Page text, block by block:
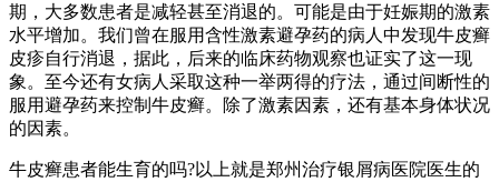
期，大多数患者是减轻甚至消退的。可能是由于妊娠期的激素
水平增加。我们曾在服用含性激素避孕药的病人中发现牛皮癣
皮疹自行消退，据此，后来的临床药物观察也证实了这一现
象。至今还有女病人采取这种一举两得的疗法，通过间断性的
服用避孕药来控制牛皮癣。除了激素因素，还有基本身体状况
的因素。
牛皮癣患者能生育的吗?以上就是郑州治疗银屑病医院医生的